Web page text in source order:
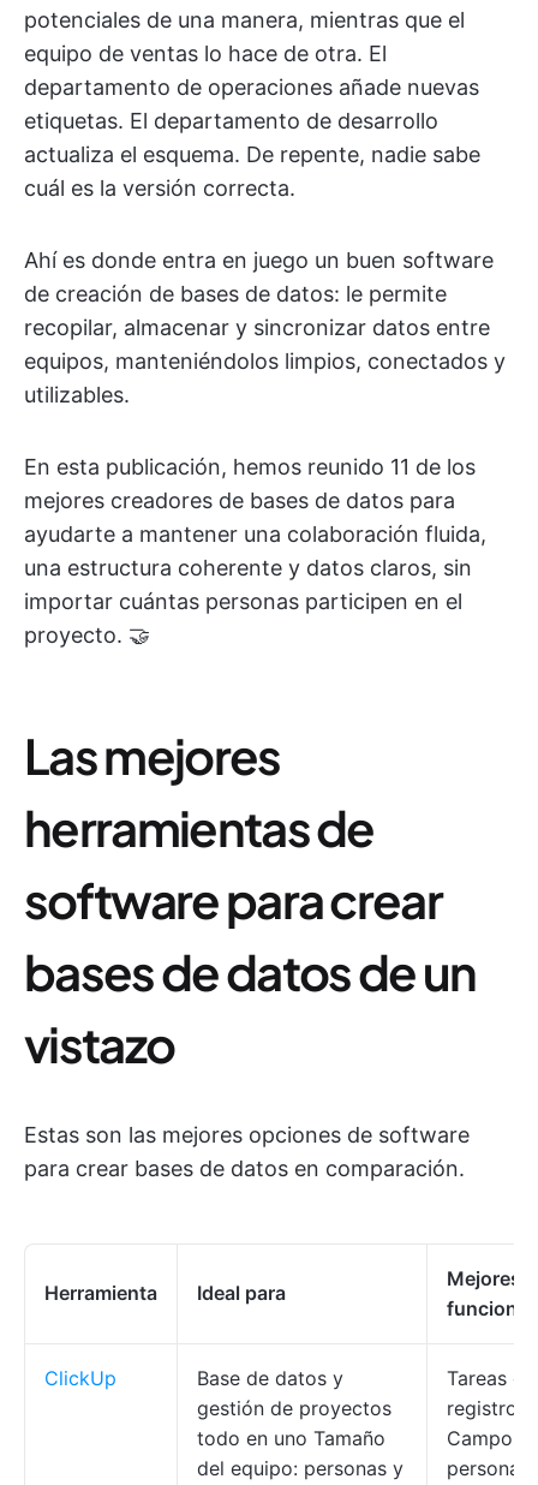
potenciales de una manera, mientras que el
equipo de ventas lo hace de otra. El
departamento de operaciones añade nuevas
etiquetas. El departamento de desarrollo
actualiza el esquema. De repente, nadie sabe
cuál es la versión correcta.
Ahí es donde entra en juego un buen software
de creación de bases de datos: le permite
recopilar, almacenar y sincronizar datos entre
equipos, manteniéndolos limpios, conectados y
utilizables.
En esta publicación, hemos reunido 11 de los
mejores creadores de bases de datos para
ayudarte a mantener una colaboración fluida,
una estructura coherente y datos claros, sin
importar cuántas personas participen en el
proyecto. 🤝
Las mejores
herramientas de
software para crear
bases de datos de un
vistazo
Estas son las mejores opciones de software
para crear bases de datos en comparación.
Herramienta Ideal para
Mejores
funciones
ClickUp
Base de datos y
gestión de proyectos
todo en uno Tamaño
del equipo: personas y
Tareas
registros,
Campos